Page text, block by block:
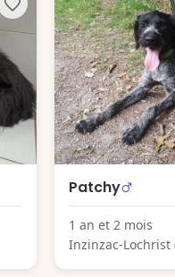
Patchy
1 an et 2 mois
Inzinzac-Lochrist